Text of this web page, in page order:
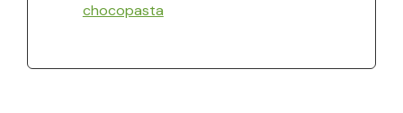
chocopasta